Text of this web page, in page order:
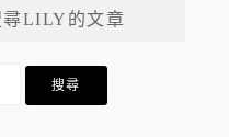
LILY的文章